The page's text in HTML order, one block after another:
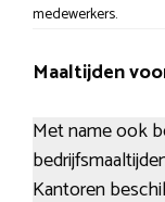
medewerkers.
Maaltijden
Met name ook
Kantoren